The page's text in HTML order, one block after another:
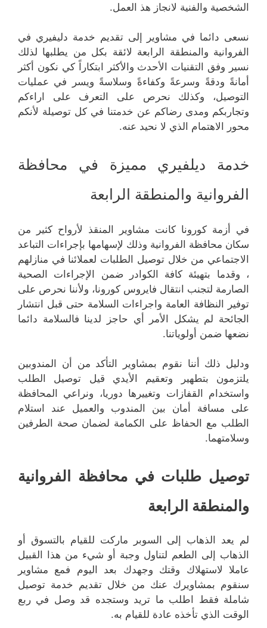
الشخصية والفنية لانجاز هذ العمل.
نسعى دائما في مشاوير إلى تقديم خدمة دليفيري في
الفروانية والمنطقة الرابعة لائقة بكل من يطلبها لذلك
نسير وفق التقنيات الأحدث والأكثر ابتكاراً كي نكون أكثر
أمانةً ودقةً وسرعةً وكفاءةً وسلاسةً ويسر في عمليات
التوصيل، وكذلك نحرص على التعرف على اراءكم
وتجاربكم ومدى رضاكم عن خدمتنا في كل توصيلة لأنكم
محور الاهتمام الذي لا نحيد عنه.
خدمة ديلفيري مميزة في محافظة
الفروانية والمنطقة الرابعة
في أزمة كورونا كانت مشاوير المنقذ لأرواح كثير من
سكان محافظة الفروانية وذلك لإسهامها بإجراءات التباعد
الاجتماعي من خلال توصيل الطلبات لعملائنا في منازلهم
، وقدما بتهيئة كافة الكوادر ضمن الإجراءات الصحية
الصارمة لتجنب انتقال فايروس كورونا، ولأننا نحرص على
توفير النظافة العامة واجراءات السلامة حتى قبل انتشار
الجائحة لم يشكل الأمر أي حاجز لدينا فالسلامة دائما
نضعها ضمن أولوياتنا.
ودليل ذلك أننا نقوم بمشاوير التأكد من أن المندوبين
يلتزمون بتطهير وتعقيم الأيدي قيل توصيل الطلب
واستخدام القفازات وتغييرها دوريا، ونراعي المحافظة
على مسافة أمان بين المندوب والعميل عند استلام
الطلب مع الحفاظ على الكمامة لضمان صحة الطرفين
وسلامتهما.
توصيل طلبات في محافظة الفروانية
والمنطقة الرابعة
لم يعد الذهاب إلى السوبر ماركت للقيام بالتسوق أو
الذهاب إلى الطعم لتناول وجبة أو شيء من هذا القبيل
عاملا لاستهلاك وقتك وجهدك بعد اليوم فمع مشاوير
سنقوم بمشاويرك عنك من خلال تقديم خدمة توصيل
شاملة فقط اطلب ما تريد وستجده قد وصل في ربع
الوقت الذي تأخذه عادة للقيام به.